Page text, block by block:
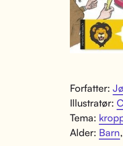
Forfatter:
Illustratør:
Tema:
Alder: Barn,